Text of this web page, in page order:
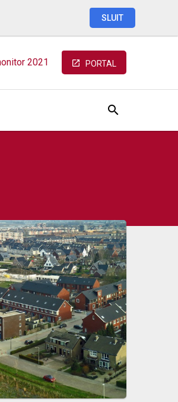
SLUIT
2021 PORTAL